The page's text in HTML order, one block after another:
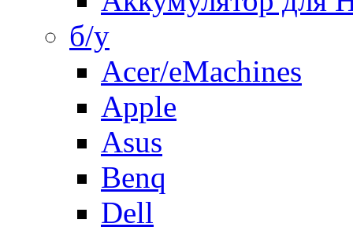
б/у
Acer/eMachines
Apple
Asus
Benq
Dell